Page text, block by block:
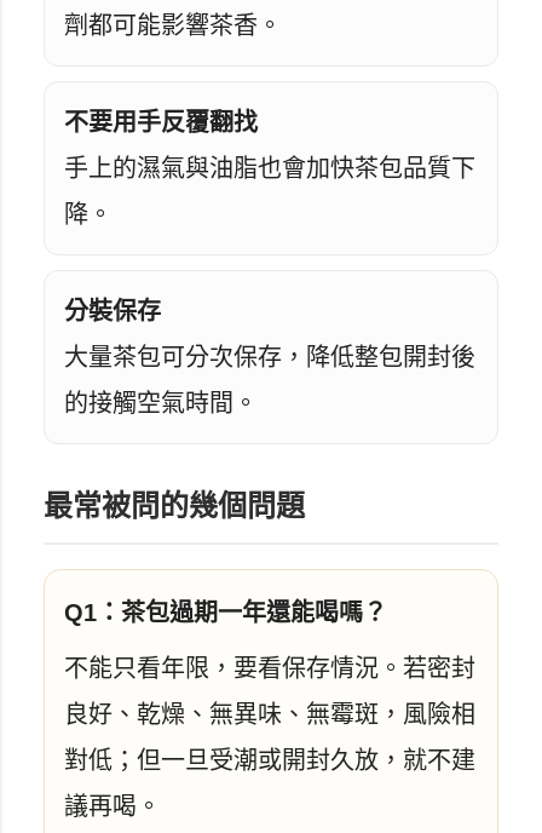
劑都可能影響茶香。
不要用手反覆翻找
手上的濕氣與油脂也會加快茶包品質下
降。
分裝保存
大量茶包可分次保存，降低整包開封後
的接觸空氣時間。
最常被問的幾個問題
Q1：茶包過期一年還能喝嗎？
不能只看年限，要看保存情況。若密封
良好、乾燥、無異味、無霉斑，風險相
對低；但一旦受潮或開封久放，就不建
議再喝。